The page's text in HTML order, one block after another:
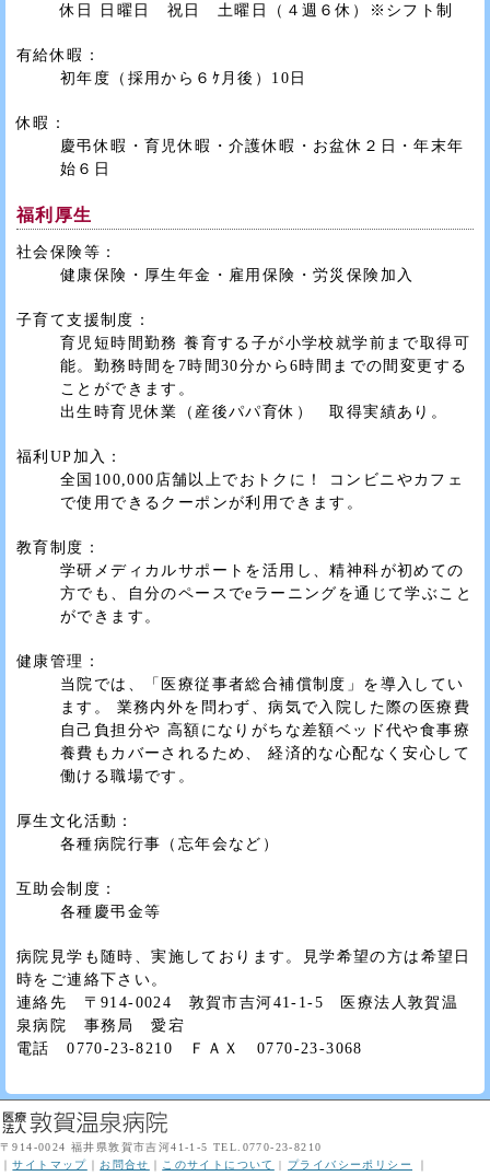
休日 日曜日 祝日 土曜日（４週６休）※シフト制
有給休暇：
初年度（採用から６ｹ月後）10日
休暇：
慶弔休暇・育児休暇・介護休暇・お盆休２日・年末年
始６日
福利厚生
社会保険等：
健康保険・厚生年金・雇用保険・労災保険加入
子育て支援制度：
育児短時間勤務 養育する子が小学校就学前まで取得可
能。勤務時間を7時間30分から6時間までの間変更する
ことができます。
出生時育児休業（産後パパ育休） 取得実績あり。
福利UP加入：
全国100,000店舗以上でおトクに！ コンビニやカフェ
で使用できるクーポンが利用できます。
教育制度：
学研メディカルサポートを活用し、精神科が初めての
方でも、自分のペースでeラーニングを通じて学ぶこと
ができます。
健康管理：
当院では、「医療従事者総合補償制度」を導入してい
ます。 業務内外を問わず、病気で入院した際の医療費
自己負担分や 高額になりがちな差額ベッド代や食事療
養費もカバーされるため、 経済的な心配なく安心して
働ける職場です。
厚生文化活動：
各種病院行事（忘年会など）
互助会制度：
各種慶弔金等
病院見学も随時、実施しております。見学希望の方は希望日
時をご連絡下さい。
連絡先 〒914-0024 敦賀市吉河41-1-5 医療法人敦賀温
泉病院 事務局 愛宕
電話 0770-23-8210 ＦＡＸ 0770-23-3068
〒914-0024 福井県敦賀市吉河41-1-5 TEL.0770-23-8210
｜サイトマップ ｜ お問合せ ｜ このサイトについて | プライバシーポリシー
｜